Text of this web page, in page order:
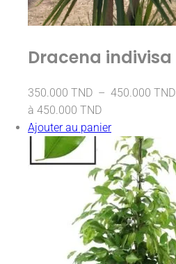
Dracena indivisa
350.000 TND – 450.000 TND
à 450.000 TND
Ajouter au panier